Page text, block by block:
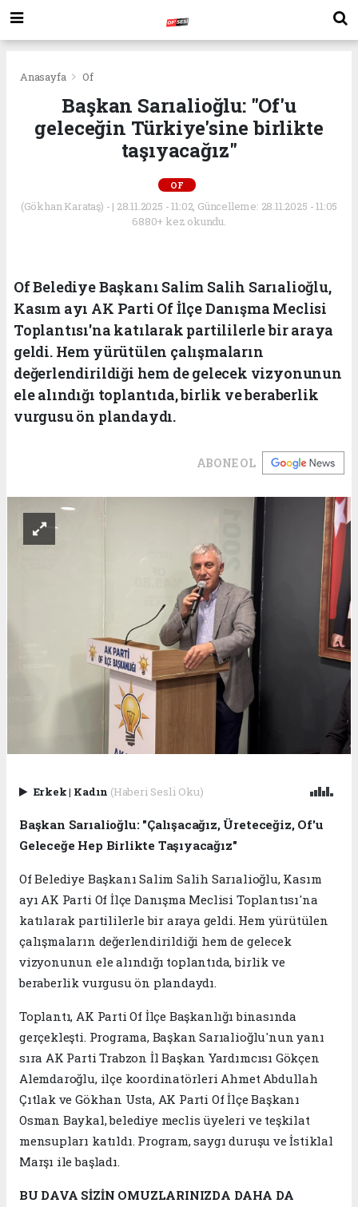
Anasayfa Of
Başkan Sarıalioğlu: "Of'u
geleceğin Türkiye'sine birlikte
taşıyacağız"
OF
(Gökhan Karataş) - | 28.11.2025 - 11:02, Güncelleme: 28.11.2025 - 11:05
6880+ kez okundu.
Of Belediye Başkanı Salim Salih Sarıalioğlu,
Kasım ayı AK Parti Of İlçe Danışma Meclisi
Toplantısı'na katılarak partililerle bir araya
geldi. Hem yürütülen çalışmaların
değerlendirildiği hem de gelecek vizyonunun
ele alındığı toplantıda, birlik ve beraberlik
vurgusu ön plandaydı.
ABONE OL
Erkek| Kadın (Haberi Sesli Oku)
Başkan Sarıalioğlu: "Çalışacağız, Üreteceğiz, Of'u
Geleceğe Hep Birlikte Taşıyacağız"
Of Belediye Başkanı Salim Salih Sarıalioğlu, Kasım
ayı AK Parti Of İlçe Danışma Meclisi Toplantısı'na
katılarak partililerle bir araya geldi. Hem yürütülen
çalışmaların değerlendirildiği hem de gelecek
vizyonunun ele alındığı toplantıda, birlik ve
beraberlik vurgusu ön plandaydı.
Toplantı, AK Parti Of İlçe Başkanlığı binasında
gerçekleşti. Programa, Başkan Sarıalioğlu'nun yanı
sıra AK Parti Trabzon İl Başkan Yardımcısı Gökçen
Alemdaroğlu, ilçe koordinatörleri Ahmet Abdullah
Çıtlak ve Gökhan Usta, AK Parti Of İlçe Başkanı
Osman Baykal, belediye meclis üyeleri ve teşkilat
mensupları katıldı. Program, saygı duruşu ve İstiklal
Marşı ile başladı.
BU DAVA SİZİN OMUZLARINIZDA DAHA DA